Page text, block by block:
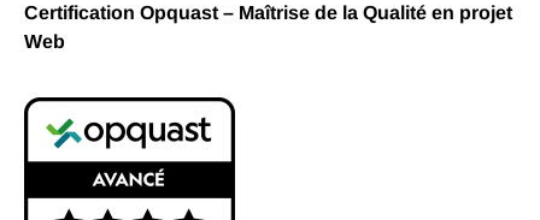
Certification Opquast – Maîtrise de la Qualité en projet
Web